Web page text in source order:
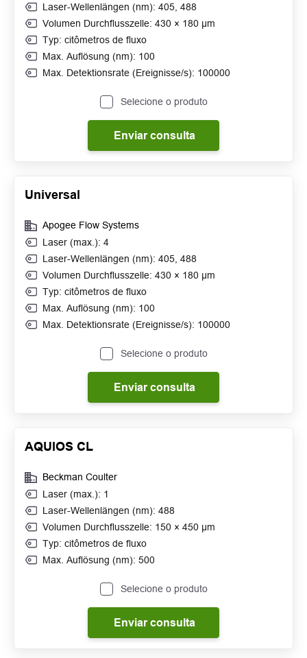
Laser-Wellenlängen (nm): 405, 488
Volumen Durchflusszelle: 430 × 180 μm
Typ: citômetros de fluxo
Max. Auflösung (nm): 100
Max. Detektionsrate (Ereignisse/s): 100000
Selecione o produto
Enviar consulta
Universal
Apogee Flow Systems
Laser (max.): 4
Laser-Wellenlängen (nm): 405, 488
Volumen Durchflusszelle: 430 × 180 μm
Typ: citômetros de fluxo
Max. Auflösung (nm): 100
Max. Detektionsrate (Ereignisse/s): 100000
Selecione o produto
Enviar consulta
AQUIOS CL
Beckman Coulter
Laser (max.): 1
Laser-Wellenlängen (nm): 488
Volumen Durchflusszelle: 150 × 450 μm
Typ: citômetros de fluxo
Max. Auflösung (nm): 500
Selecione o produto
Enviar consulta